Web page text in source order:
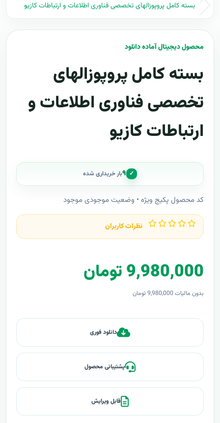
بسته کامل پروپوزالهای تخصصی فناوری اطلاعات و ارتباطات کازیو
محصول دیجیتال آماده دانلود
بسته کامل پروپوزالهای
تخصصی فناوری اطلاعات و
ارتباطات کازیو
✓ ۹بار خریداری شده
کد محصول پکیج ویژه • وضعیت موجودی موجود
نظرات کاربران
9,980,000 تومان
بدون مالیات 9,980,000 تومان
دانلود فوری
پشتیبانی محصول
قابل ویرایش